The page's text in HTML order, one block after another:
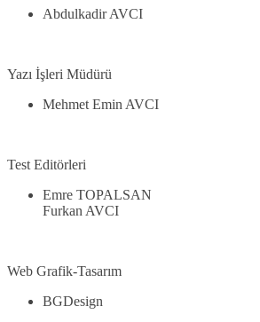
Abdulkadir AVCI
Yazı İşleri Müdürü
Mehmet Emin AVCI
Test Editörleri
Emre TOPALSAN
Furkan AVCI
Web Grafik-Tasarım
BGDesign